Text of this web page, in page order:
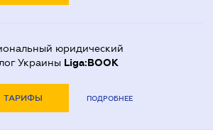
юридический
Украины Liga:BOOK
ТАРИФЫ ПОДРОБНЕЕ